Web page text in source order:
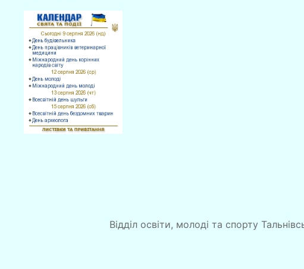
Відділ освіти, молоді та спорту